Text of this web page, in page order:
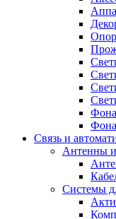
Связь и
Антенны и
Системы